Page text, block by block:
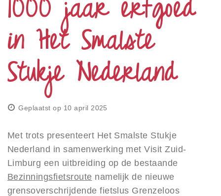
Privacy
Toegankelijkheid
Disclaimer
Inloggen
1000 jaar erfgoed
in Het Smalste
Stukje Nederland
Geplaatst op 10 april 2025
Met trots presenteert Het Smalste Stukje
Nederland in samenwerking met Visit Zuid-
Limburg een uitbreiding op de bestaande
Bezinningsfietsroute namelijk de nieuwe
grensoverschrijdende fietslus Grenzeloos